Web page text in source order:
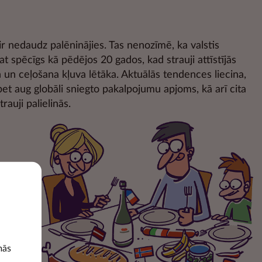
palēninājies. Tas nenozīmē, ka valstis
spēcīgs kā pēdējos 20 gados, kad strauji attīstījās
ceļošana kļuva lētāka. Aktuālās tendences liecina,
aug globāli sniegto pakalpojumu apjoms, kā arī cita
palielinās.